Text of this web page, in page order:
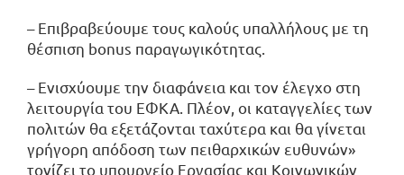
– Επιβραβεύουμε τους καλούς υπαλλήλους με τη
θέσπιση bonus παραγωγικότητας.
– Ενισχύουμε την διαφάνεια και τον έλεγχο στη
λειτουργία του ΕΦΚΑ. Πλέον, οι καταγγελίες των
πολιτών θα εξετάζονται ταχύτερα και θα γίνεται
γρήγορη απόδοση των πειθαρχικών ευθυνών»
τονίζει το υπουργείο Εργασίας και Κοινωνικών